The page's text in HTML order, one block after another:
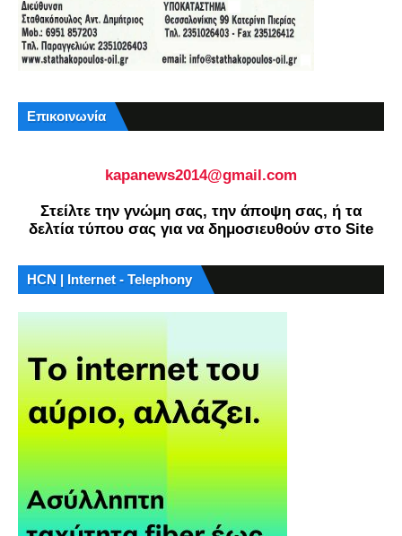
Επικοινωνία
kapanews2014@gmail.com
Στείλτε την γνώμη σας, την άποψη σας, ή τα
δελτία τύπου σας για να δημοσιευθούν στο Site
HCN | Internet - Telephony